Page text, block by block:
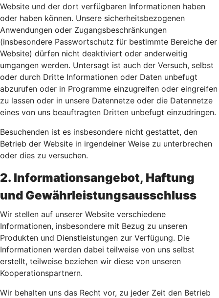
Website und der dort verfügbaren Informationen haben
oder haben können. Unsere sicherheitsbezogenen
Anwendungen oder Zugangsbeschränkungen
(insbesondere Passwortschutz für bestimmte Bereiche der
Website) dürfen nicht deaktiviert oder anderweitig
umgangen werden. Untersagt ist auch der Versuch, selbst
oder durch Dritte Informationen oder Daten unbefugt
abzurufen oder in Programme einzugreifen oder eingreifen
zu lassen oder in unsere Datennetze oder die Datennetze
eines von uns beauftragten Dritten unbefugt einzudringen.
Besuchenden ist es insbesondere nicht gestattet, den
Betrieb der Website in irgendeiner Weise zu unterbrechen
oder dies zu versuchen.
2. Informationsangebot, Haftung
und Gewährleistungsausschluss
Wir stellen auf unserer Website verschiedene
Informationen, insbesondere mit Bezug zu unseren
Produkten und Dienstleistungen zur Verfügung. Die
Informationen werden dabei teilweise von uns selbst
erstellt, teilweise beziehen wir diese von unseren
Kooperationspartnern.
Wir behalten uns das Recht vor, zu jeder Zeit den Betrieb